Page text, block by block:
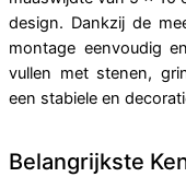
design. Dankzij de
montage eenvoudig
vullen met stenen,
een stabiele en
Belangrijkste